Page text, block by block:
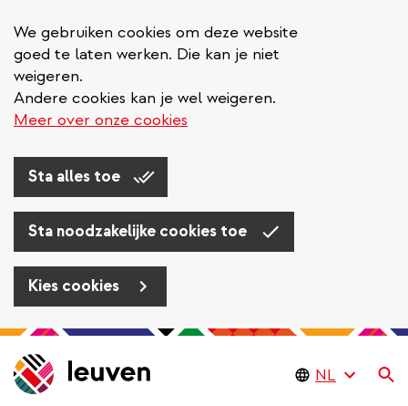
We gebruiken cookies om deze website
goed te laten werken. Die kan je niet
weigeren.
Andere cookies kan je wel weigeren.
Meer over onze cookies
Sta alles toe
Sta noodzakelijke cookies toe
Kies cookies
Overslaan
en
naar